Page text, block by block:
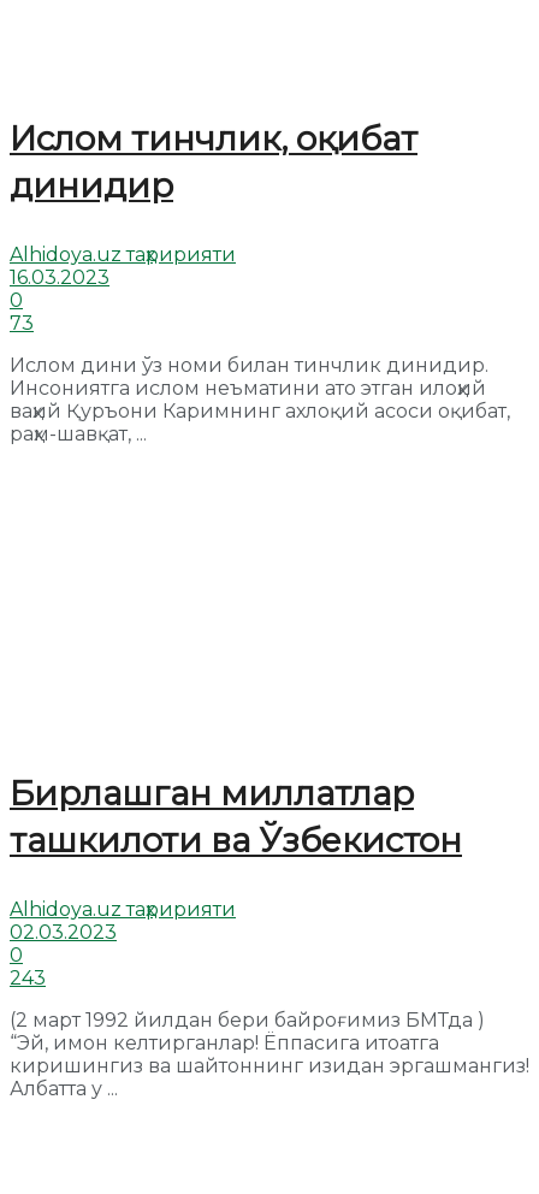
Ислом тинчлик, оқибат
динидир
Alhidoya.uz таҳририяти
16.03.2023
0
73
Ислом дини ўз номи билан тинчлик динидир.
Инсониятга ислом неъматини ато этган илоҳий
ваҳий Қуръони Каримнинг ахлоқий асоси оқибат,
раҳм-шавқат, ...
Бирлашган миллатлар
ташкилоти ва Ўзбекистон
Alhidoya.uz таҳририяти
02.03.2023
0
243
(2 март 1992 йилдан бери байроғимиз БМТда )
“Эй, имон келтирганлар! Ёппасига итоатга
киришингиз ва шайтоннинг изидан эргашмангиз!
Албатта у ...